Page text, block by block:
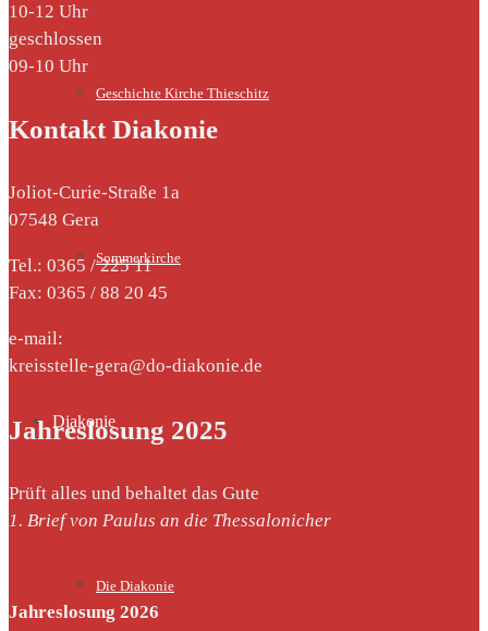
Geschichte Kirche Thieschitz
Sommerkirche
Diakonie
Die Diakonie
10-12 Uhr
geschlossen
09-10 Uhr
Kontakt Diakonie
Joliot-Curie-Straße 1a
07548 Gera
Tel.: 0365 / 225 11
Fax: 0365 / 88 20 45
e-mail:
kreisstelle-gera@do-diakonie.de
Jahreslosung 2025
Prüft alles und behaltet das Gute
1. Brief von Paulus an die Thessalonicher
Jahreslosung 2026